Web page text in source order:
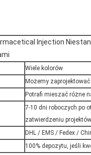
Injection
Wiele kolorów
Możemy zaprojektować
Potrafi mieszać różne
7-10 dni roboczych po
zatwierdzeniu
DHL / EMS / Fedex /
100% depozytu, jeśli